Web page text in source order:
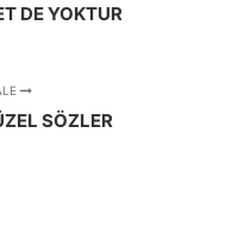
DE YOKTUR
SÖZLER